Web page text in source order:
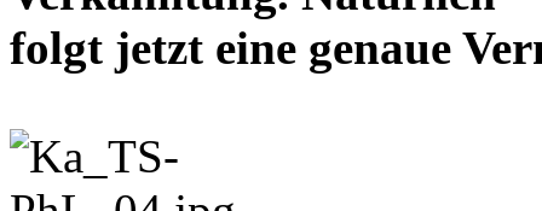
folgt jetzt eine genaue